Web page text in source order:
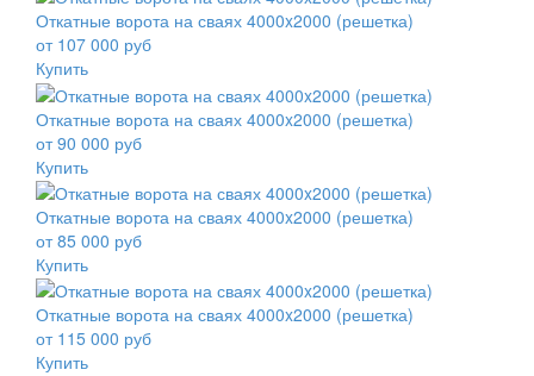
Откатные ворота на сваях 4000x2000 (решетка)
от 107 000 руб
Купить
Откатные ворота на сваях 4000x2000 (решетка)
от 90 000 руб
Купить
Откатные ворота на сваях 4000x2000 (решетка)
от 85 000 руб
Купить
Откатные ворота на сваях 4000x2000 (решетка)
от 115 000 руб
Купить